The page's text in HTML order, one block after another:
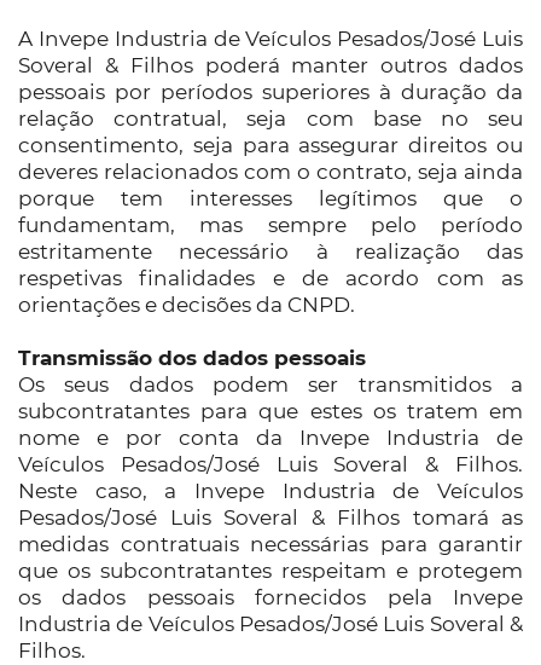
A Invepe Industria de Veículos Pesados/José Luis
Soveral & Filhos poderá manter outros dados
pessoais por períodos superiores à duração da
relação contratual, seja com base no seu
consentimento, seja para assegurar direitos ou
deveres relacionados com o contrato, seja ainda
porque tem interesses legítimos que o
fundamentam, mas sempre pelo período
estritamente necessário à realização das
respetivas finalidades e de acordo com as
orientações e decisões da CNPD.
Transmissão dos dados pessoais
Os seus dados podem ser transmitidos a
subcontratantes para que estes os tratem em
nome e por conta da Invepe Industria de
Veículos Pesados/José Luis Soveral & Filhos.
Neste caso, a Invepe Industria de Veículos
Pesados/José Luis Soveral & Filhos tomará as
medidas contratuais necessárias para garantir
que os subcontratantes respeitam e protegem
os dados pessoais fornecidos pela Invepe
Industria de Veículos Pesados/José Luis Soveral &
Filhos.